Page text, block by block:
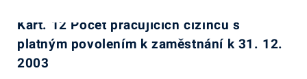
Kart. 12 Počet pracujících cizinců s
platným povolením k zaměstnání k 31. 12.
2003